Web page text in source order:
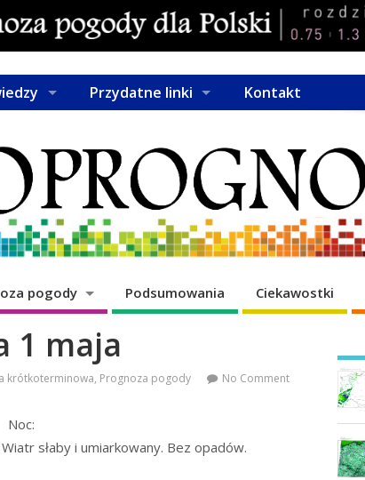
Przydatne linki Kontakt
pogody Podsumowania Ciekawostki
1 maja
krótkoterminowa, Prognoza pogody No Comment
Noc:
słaby i umiarkowany. Bez opadów.